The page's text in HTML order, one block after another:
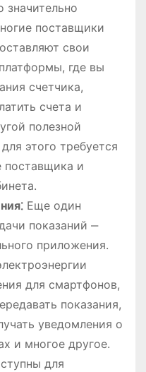
значительно
поставщики
свои
где вы
счетчика,
счета и
полезной
этого требуется
поставщика и
Еще один
показаний ‒
приложения.
для смартфонов,
показания,
уведомления о
и многое другое.
для